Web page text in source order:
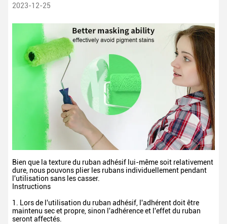
2023-12-25
Bien que la texture du ruban adhésif lui-même soit relativement
dure, nous pouvons plier les rubans individuellement pendant
l'utilisation sans les casser.
Instructions
1. Lors de l'utilisation du ruban adhésif, l'adhérent doit être
maintenu sec et propre, sinon l'adhérence et l'effet du ruban
seront affectés.